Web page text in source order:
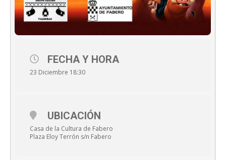
FECHA Y HORA
23 Diciembre 18:30
UBICACIÓN
Casa de la Cultura de Fabero
Plaza Eloy Terrón s/n Fabero